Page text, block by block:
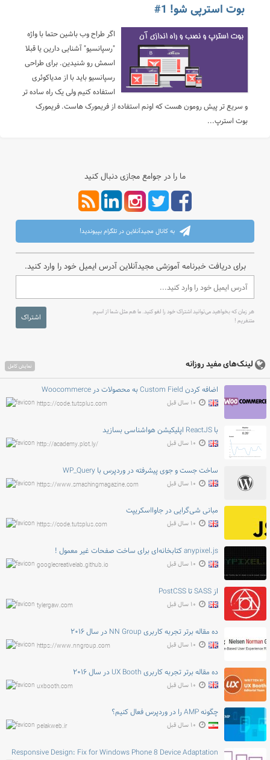
بوت استرپی شو! 1#
اگر طراح وب باشین حتما با واژه
"رسپانسیو" آشنایی دارین یا قبلا
اسمش رو شنیدین. برای طراحی
رسپانسیو باید با از مدیاکوئری
استفاده کنیم ولی یک راه ساده تر
و سریع تر پیش رومون هست که اونم استفاده از فریمورک هاست. فریمورک
بوت استرپ...
ما را در جوامع مجازی دنبال کنید
به کانال مجیدآنلاین در تلگرام بپیوندید!
برای دریافت خبرنامه آموزشی مجیدآنلاین آدرس ایمیل خود را وارد کنید.
هر زمان که بخواهید می‌توانید اشتراک خود را لغو کنید. ما هم مثل شما از اسپم
متنفریم !
اشتراک
لینک‌های مفید روزانه نمایش کامل
اضافه کردن Custom Field به محصولات در Woocommerce
https://code.tutsplus.com ۱۰ سال قبل
با ReactJS اپلیکیشن هواشناسی بسازید
http://academy.plot.ly/ ۱۰ سال قبل
ساخت جست و جوی پیشرفته در وردپرس با WP_Query
https://www.smashingmagazine.com ۱۰ سال قبل
مبانی شی‌گرایی در جاوااسکریپت
https://code.tutsplus.com ۱۰ سال قبل
anypixel.js کتابخانه‌ای برای ساخت صفحات غیر معمول !
googlecreativelab.github.io ۱۰ سال قبل
از SASS تا PostCSS
tylergaw.com ۱۰ سال قبل
ده مقاله برتر تجربه کاربری NN Group در سال ۲۰۱۶
https://www.nngroup.com ۱۰ سال قبل
ده مقاله برتر تجربه کاربری UX Booth در سال ۲۰۱۶
uxbooth.com ۱۰ سال قبل
چگونه AMP را در وردپرس فعال کنیم؟
pelakweb.ir ۱۰ سال قبل
Responsive Design: Fix for Windows Phone 8 Device Adaptation